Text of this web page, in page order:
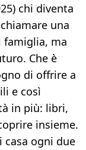
chi diventa
una
famiglia, ma
Che è
di offrire a
e così
in più: libri,
insieme.
casa ogni due